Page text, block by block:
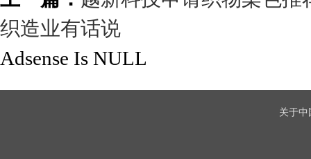
织造业有话说
Adsense Is NULL
关于中